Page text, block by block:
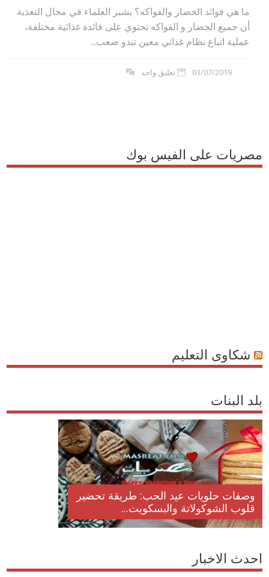
ما هي فوائد الخضار والفواكه؟ يشير العلماء في مجال التغذية
أن جميع الخضار و الفواكه تحتوي على فائدة غذائية مختلفة،
عملية اتباع نظام غذائي معين تبدو صعب...
01/07/2019 تعليق واحد
مصريات على الفيس بوك
شكاوى التعليم
بلد البنات
وصفات حلويات عيد الحب: طريقة تحضير
قلوب الشوكولاتة والبسكويت...
احدث الاخبار